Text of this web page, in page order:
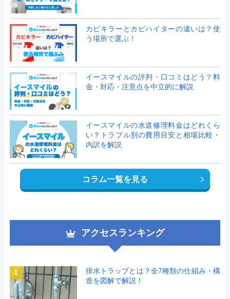
カビキラーとカビハイターの違いは？使
う場所で選ぶ！
イースマイルの評判・口コミはどう？料
金・対応・注意点を中立的に解説
イースマイルの水道修理料金はどれくら
い？トラブル別の費用目安と相場比較・
内訳を解説
コラム一覧を見る
アクセスランキング
1
排水トラップとは？全7種類の仕組み・構
造を図解で解説！